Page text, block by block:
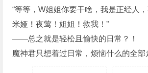
“等等，W姐姐你要干啥，我是正经人
米娅！夜莺！姐姐！救我！”
——总之就是轻松且愉快的日常？！
魔神君只想着过日常，烦恼什么的全部